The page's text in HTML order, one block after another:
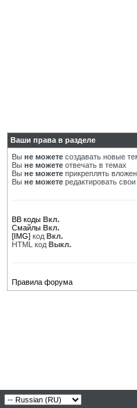
Ваши права в разделе
Вы не можете создавать новые
Вы не можете отвечать в темах
Вы не можете прикреплять
Вы не можете редактировать
BB коды Вкл.
Смайлы Вкл.
[IMG] код Вкл.
HTML код Выкл.
Правила форума